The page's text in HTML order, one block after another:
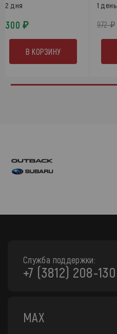
2 дня
300 ₽
В КОРЗИНУ
1 день
972 ₽
Служба поддержки:
+7 (3812) 208-130
MAX